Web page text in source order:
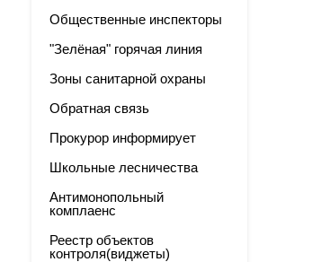
Общественные инспекторы
"Зелёная" горячая линия
Зоны санитарной охраны
Обратная связь
Прокурор информирует
Школьные лесничества
Антимонопольный
комплаенс
Реестр объектов
контроля(виджеты)